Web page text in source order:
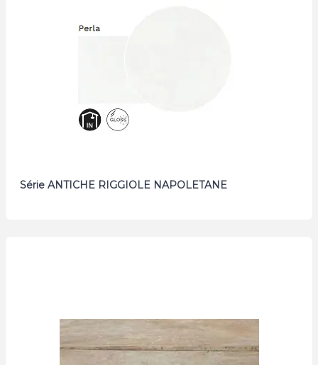
Série ANTICHE RIGGIOLE NAPOLETANE